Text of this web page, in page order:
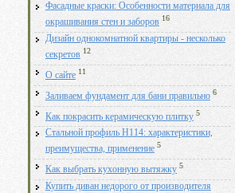
Фасадные краски: Особенности материала для
окрашивания стен и заборов 16
Дизайн однокомнатной квартиры - несколько
секретов 12
О сайте 11
Заливаем фундамент для бани правильно 6
Как покрасить керамическую плитку 5
Стальной профиль Н114: характеристики,
преимущества, применение 5
Как выбрать кухонную вытяжку 5
Купить диван недорого от производителя